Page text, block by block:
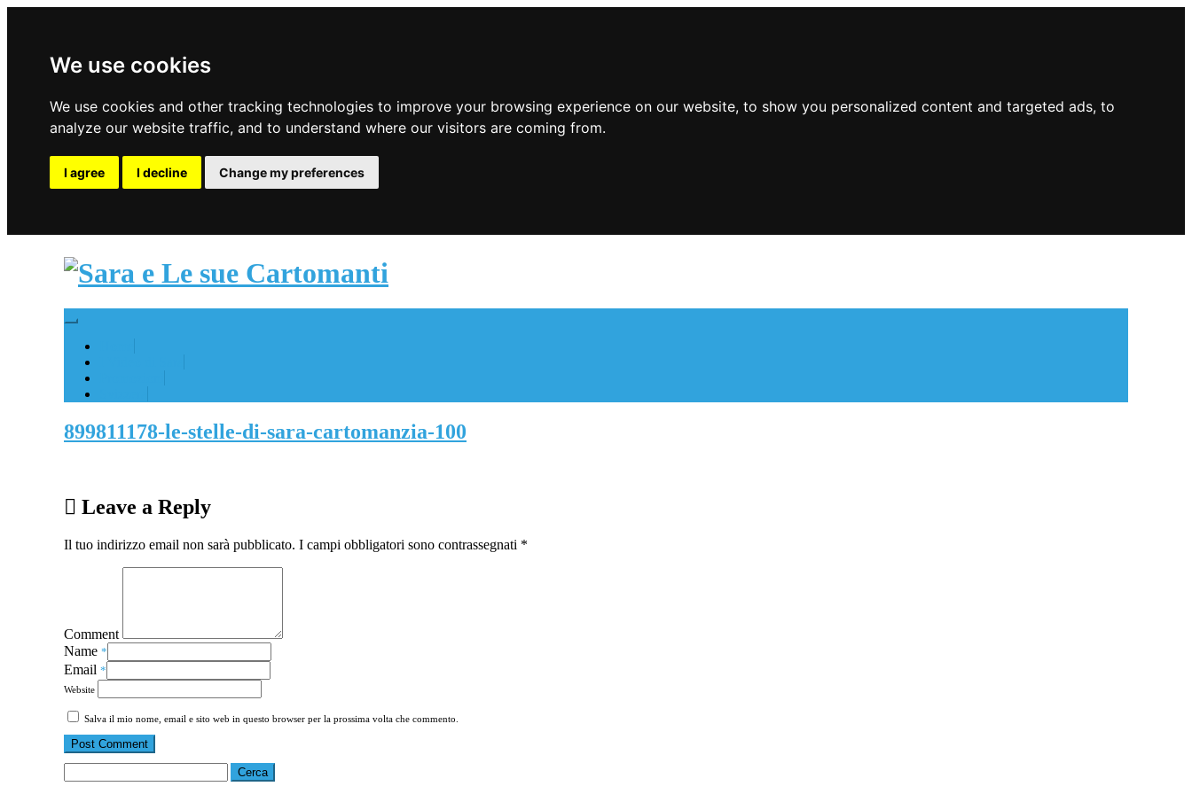
We use cookies
We use cookies and other tracking technologies to improve your browsing experience on our website, to show you personalized content and targeted ads, to
analyze our website traffic, and to understand where our visitors are coming from.
I agree I decline Change my preferences
Toggle
899811178-le-stelle-di-sara-cartomanzia-100
Leave a Reply
Il tuo indirizzo email non sarà pubblicato. I campi obbligatori sono contrassegnati *
Comment
Name *
Email *
Website
Salva il mio nome, email e sito web in questo browser per la prossima volta che commento.